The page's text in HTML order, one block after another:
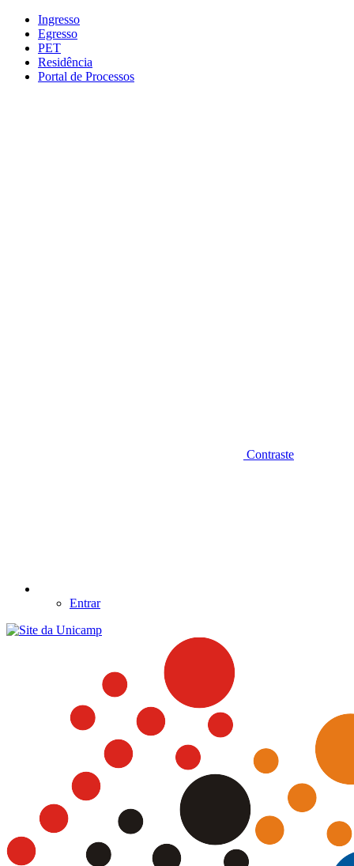
Conteúdo principal
Ingresso
Egresso
PET
Residência
Portal de Processos
Contraste
Entrar